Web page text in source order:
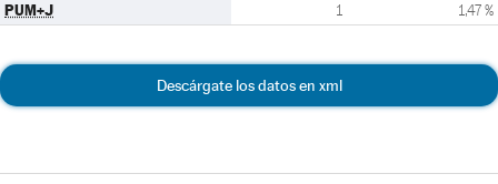
PUM+J 1 1,47 %
Descárgate los datos en xml